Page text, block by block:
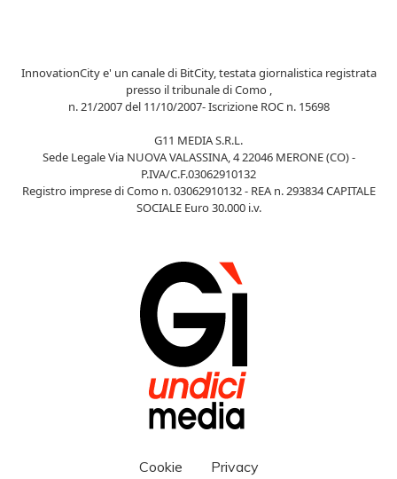
InnovationCity e' un canale di BitCity, testata giornalistica registrata
presso il tribunale di Como ,
n. 21/2007 del 11/10/2007- Iscrizione ROC n. 15698
G11 MEDIA S.R.L.
Sede Legale Via NUOVA VALASSINA, 4 22046 MERONE (CO) -
P.IVA/C.F.03062910132
Registro imprese di Como n. 03062910132 - REA n. 293834 CAPITALE
SOCIALE Euro 30.000 i.v.
Cookie Privacy